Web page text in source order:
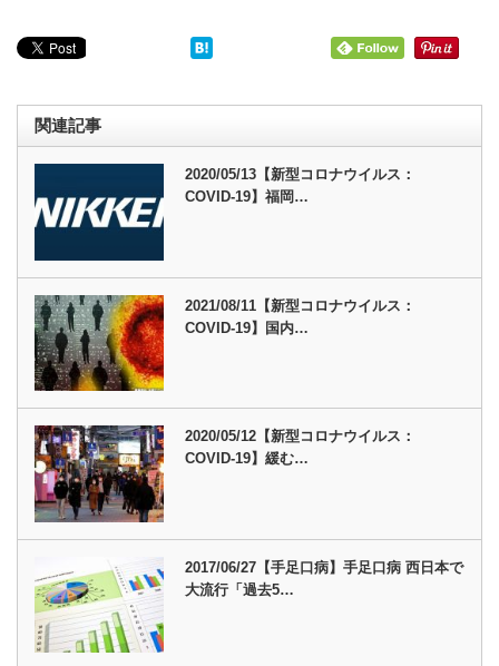
関連記事
2020/05/13【新型コロナウイルス：
COVID-19】福岡…
2021/08/11【新型コロナウイルス：
COVID-19】国内…
2020/05/12【新型コロナウイルス：
COVID-19】緩む…
2017/06/27【手足口病】手足口病 西日本で
大流行「過去5…